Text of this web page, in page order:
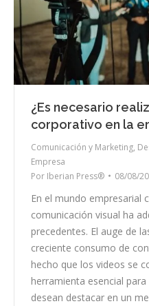
¿Es necesario
corporativo en la
Comunicación y Marketing,
Empresa
Por Iberian Press® 08/08/
En el mundo empresarial
comunicación visual ha
precedentes. El auge de
creciente consumo de
hecho que los videos se
herramienta esencial
desean destacar en un